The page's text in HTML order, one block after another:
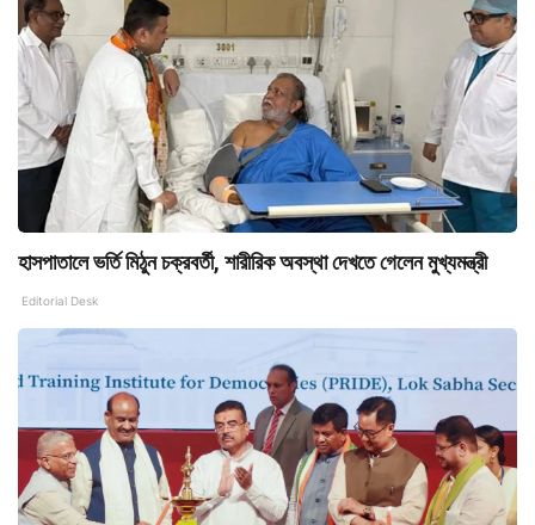
হাসপাতালে ভর্তি মিঠুন চক্রবর্তী, শারীরিক অবস্থা দেখতে গেলেন মুখ্যমন্ত্রী
Editorial Desk